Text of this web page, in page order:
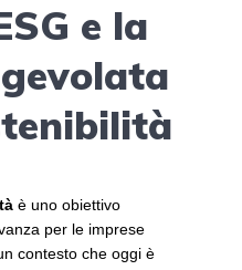
e la
è uno obiettivo
per le imprese
contesto che oggi è